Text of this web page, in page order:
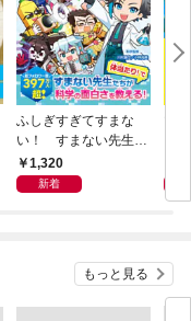
ふしぎすぎてすまな
い！ すまない先生の
科学教室
1,320
新着
もっと見る